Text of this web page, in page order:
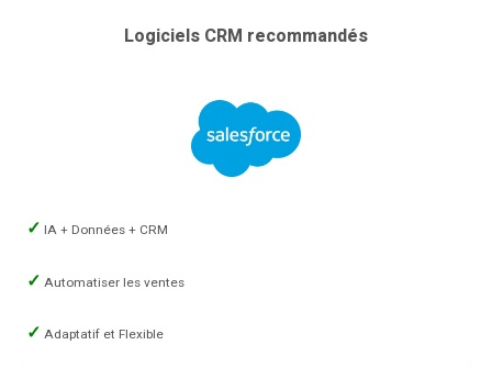
Logiciels CRM recommandés
IA + Données + CRM
Automatiser les ventes
Adaptatif et Flexible